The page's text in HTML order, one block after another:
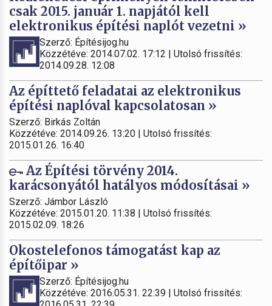
csak 2015. január 1. napjától kell
elektronikus építési naplót vezetni »
Szerző: Építésijog.hu
Közzétéve: 2014.07.02. 17:12 | Utolsó frissítés:
2014.09.28. 12:08
Az építtető feladatai az elektronikus
építési naplóval kapcsolatosan »
Szerző: Birkás Zoltán
Közzétéve: 2014.09.26. 13:20 | Utolsó frissítés:
2015.01.26. 16:40
Az Építési törvény 2014.
karácsonyától hatályos módosításai »
Szerző: Jámbor László
Közzétéve: 2015.01.20. 11:38 | Utolsó frissítés:
2015.02.09. 18:26
Okostelefonos támogatást kap az
építőipar »
Szerző: Építésijog.hu
Közzétéve: 2016.05.31. 22:39 | Utolsó frissítés: